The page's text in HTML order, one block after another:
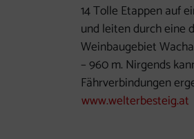
14 Tolle Etappen auf
und leiten durch eine
Weinbaugebiet
– 960 m. Nirgends
Fährverbindungen
www.welterbesteig.at